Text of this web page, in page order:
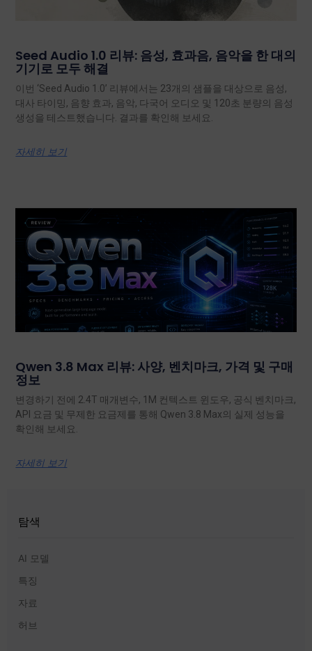
Seed Audio 1.0 리뷰: 음성, 효과음, 음악을 한 대의
기기로 모두 해결
이번 ‘Seed Audio 1.0’ 리뷰에서는 23개의 샘플을 대상으로 음성,
대사 타이밍, 음향 효과, 음악, 다국어 오디오 및 120초 분량의 음성
생성을 테스트했습니다. 결과를 확인해 보세요.
자세히 보기
Qwen 3.8 Max 리뷰: 사양, 벤치마크, 가격 및 구매
정보
변경하기 전에 2.4T 매개변수, 1M 컨텍스트 윈도우, 공식 벤치마크,
API 요금 및 무제한 요금제를 통해 Qwen 3.8 Max의 실제 성능을
확인해 보세요.
자세히 보기
탐색
AI 모델
특징
자료
허브